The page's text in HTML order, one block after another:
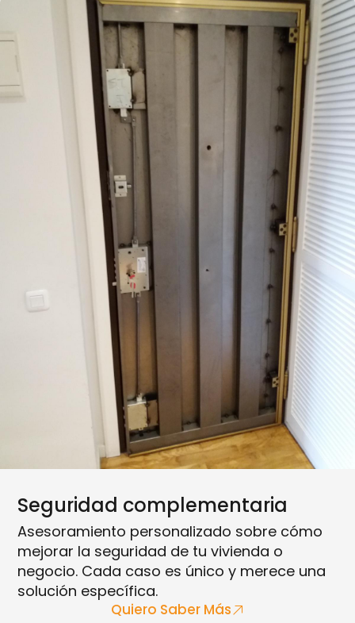
Seguridad complementaria
Asesoramiento personalizado sobre cómo
mejorar la seguridad de tu vivienda o
negocio. Cada caso es único y merece una
solución específica.
Quiero Saber Más